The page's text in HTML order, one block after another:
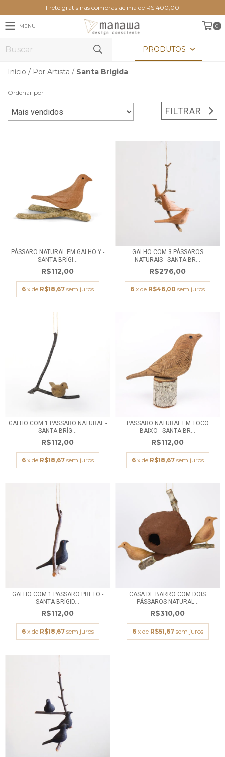
Frete grátis nas compras acima de R$ 400,00
MENU 0
PRODUTOS
Início / Por Artista / Santa Brígida
Ordenar por
FILTRAR
PÁSSARO NATURAL EM GALHO Y -
SANTA BRÍGI...
R$112,00
6 x de R$18,67 sem juros
GALHO COM 3 PÁSSAROS
NATURAIS - SANTA BR...
R$276,00
6 x de R$46,00 sem juros
GALHO COM 1 PÁSSARO NATURAL -
SANTA BRÍG...
R$112,00
6 x de R$18,67 sem juros
PÁSSARO NATURAL EM TOCO
BAIXO - SANTA BR...
R$112,00
6 x de R$18,67 sem juros
GALHO COM 1 PÁSSARO PRETO -
SANTA BRÍGID...
R$112,00
6 x de R$18,67 sem juros
CASA DE BARRO COM DOIS
PÁSSAROS NATURAL...
R$310,00
6 x de R$51,67 sem juros